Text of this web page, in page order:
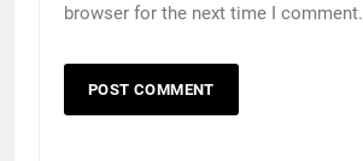
browser for the next time I comment.